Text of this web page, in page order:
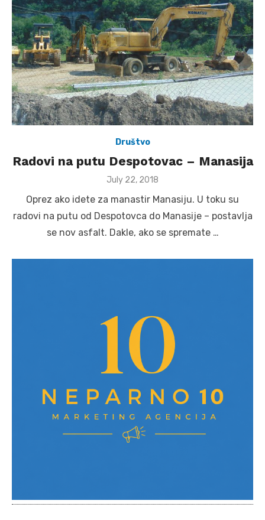
Društvo
Radovi na putu Despotovac – Manasija
Posted
July 22, 2018
Oprez ako idete za manastir Manasiju. U toku su
radovi na putu od Despotovca do Manasije – postavlja
se nov asfalt. Dakle, ako se spremate …